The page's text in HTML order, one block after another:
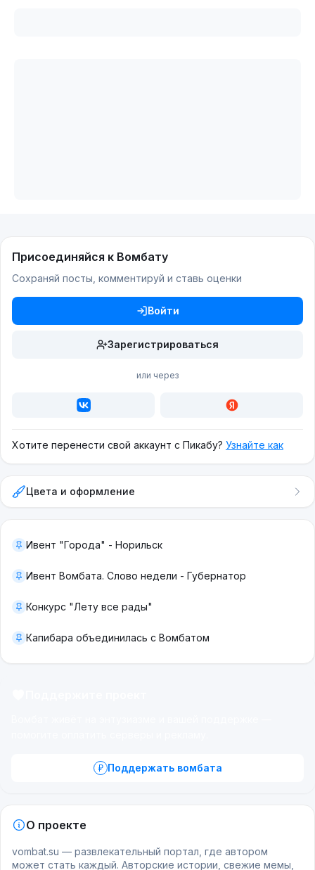
Присоединяйся к Вомбату
Сохраняй посты, комментируй и ставь оценки
Войти
Зарегистрироваться
или через
Хотите перенести свой аккаунт с Пикабу? Узнайте как
Цвета и оформление
Ивент "Города" - Норильск
Ивент Вомбата. Слово недели - Губернатор
Конкурс "Лету все рады"
Капибара объединилась с Вомбатом
Поддержать вомбата
О проекте
vombat.su — развлекательный портал, где автором
может стать каждый. Авторские истории, свежие мемы,